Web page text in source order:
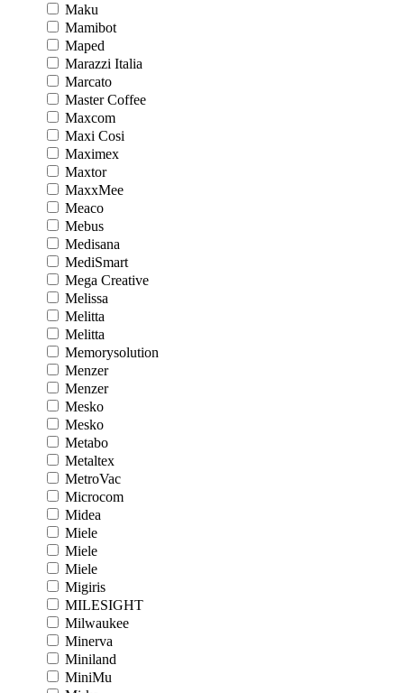
Maku
Mamibot
Maped
Marazzi Italia
Marcato
Master Coffee
Maxcom
Maxi Cosi
Maximex
Maxtor
MaxxMee
Meaco
Mebus
Medisana
MediSmart
Mega Creative
Melissa
Melitta
Melitta
Memorysolution
Menzer
Menzer
Mesko
Mesko
Metabo
Metaltex
MetroVac
Microcom
Midea
Miele
Miele
Miele
Migiris
MILESIGHT
Milwaukee
Minerva
Miniland
MiniMu